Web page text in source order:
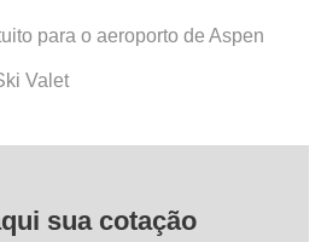
para o aeroporto de Aspen
Valet
sua cotação